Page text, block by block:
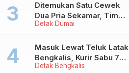
Detak Dumai
Ditemukan Satu Cewek
Dua Pria Sekamar, Tim
Yustisi Dumai Garuk
Mesum
Detak Bengkalis
Masuk Lewat Teluk Latak
Bengkalis, Kurir Sabu 7
Kilo Diringkus di